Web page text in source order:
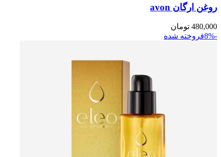
روغن ارگان avon
480,000 تومان
-8%
فروخته شده